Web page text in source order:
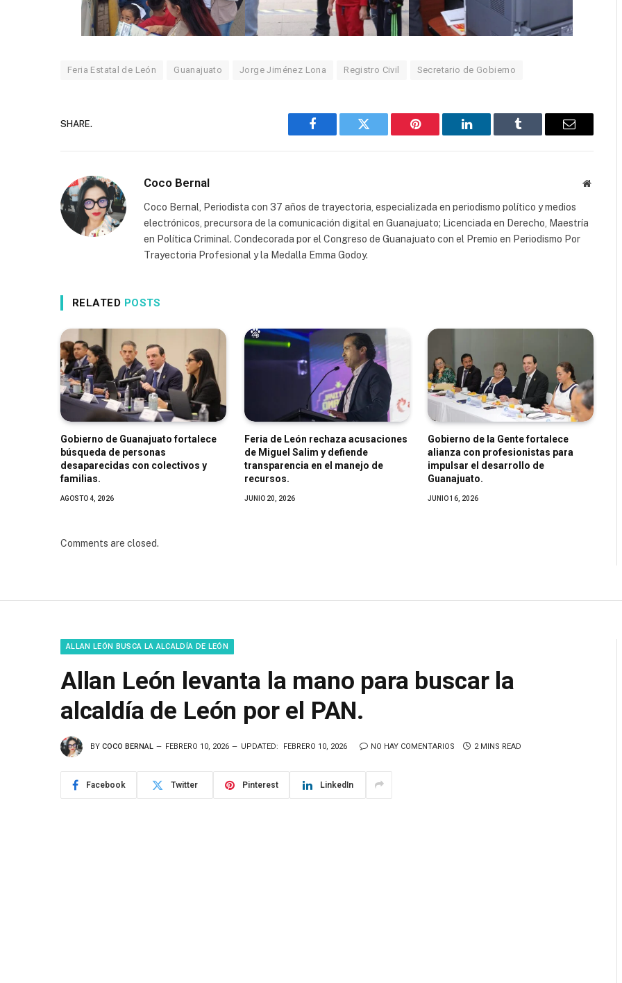
Feria Estatal de León Guanajuato Jorge Jiménez Lona Registro Civil Secretario de Gobierno
SHARE.
Facebook Twitter Pinterest LinkedIn Tumblr Email
Coco Bernal Website
Coco Bernal, Periodista con 37 años de trayectoria, especializada en periodismo político y medios
electrónicos, precursora de la comunicación digital en Guanajuato; Licenciada en Derecho, Maestría
en Política Criminal. Condecorada por el Congreso de Guanajuato con el Premio en Periodismo Por
Trayectoria Profesional y la Medalla Emma Godoy.
RELATED POSTS
Gobierno de Guanajuato fortalece
búsqueda de personas
desaparecidas con colectivos y
familias.
AGOSTO 4, 2026
Feria de León rechaza acusaciones
de Miguel Salim y defiende
transparencia en el manejo de
recursos.
JUNIO 20, 2026
Gobierno de la Gente fortalece
alianza con profesionistas para
impulsar el desarrollo de
Guanajuato.
JUNIO 16, 2026
Comments are closed.
ALLAN LEÓN BUSCA LA ALCALDÍA DE LEÓN
Allan León levanta la mano para buscar la
alcaldía de León por el PAN.
BY COCO BERNAL FEBRERO 10, 2026 UPDATED: FEBRERO 10, 2026 NO HAY COMENTARIOS 2 MINS READ
Facebook Twitter Pinterest LinkedIn